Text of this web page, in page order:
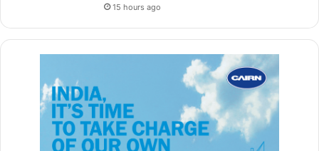
15 hours ago